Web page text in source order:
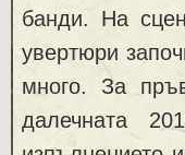
банди. На
увертюри
много. За
далечната